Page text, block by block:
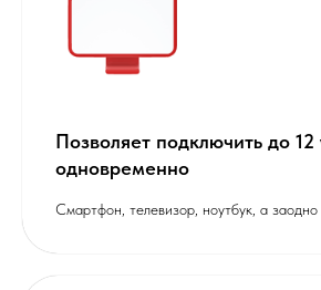
Позволяет подключить до 12
одновременно
Cмартфон, телевизор, ноутбук, а